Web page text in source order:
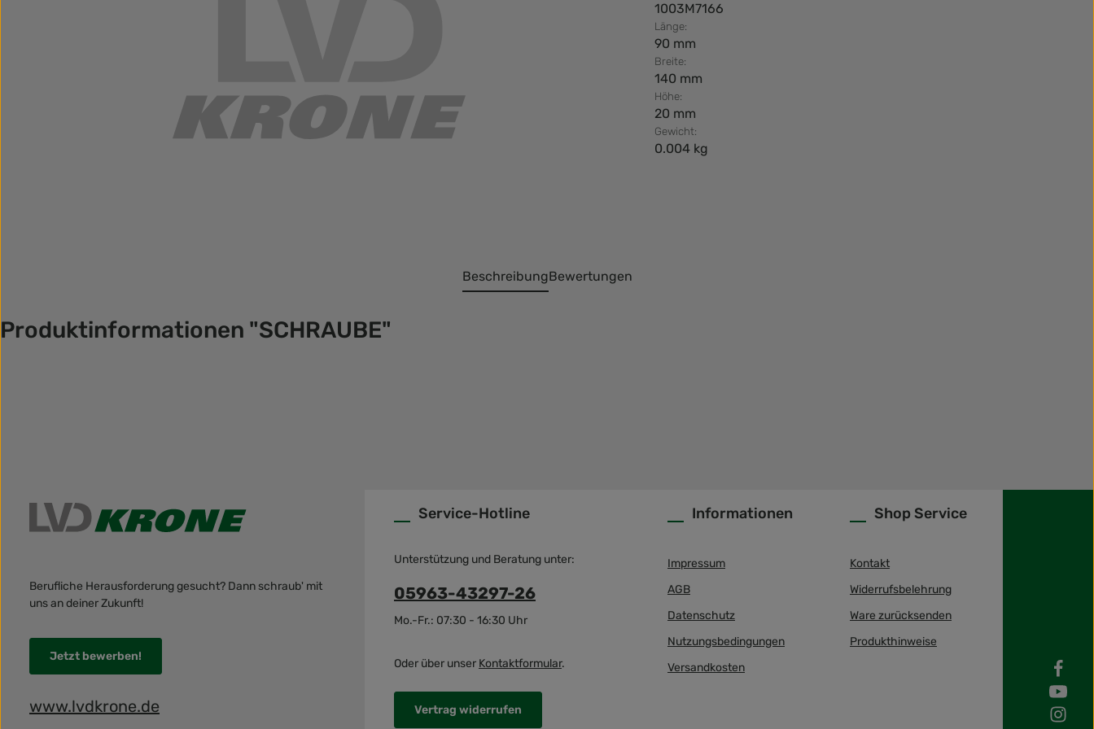
1003M7166
Länge:
90 mm
Breite:
140 mm
Höhe:
20 mm
Gewicht:
0.004 kg
BeschreibungBewertungen
Produktinformationen "SCHRAUBE"
Berufliche Herausforderung gesucht? Dann schraub' mit
uns an deiner Zukunft!
Jetzt bewerben!
www.lvdkrone.de
Service-Hotline
Unterstützung und Beratung unter:
05963-43297-26
Mo.-Fr.: 07:30 - 16:30 Uhr
Oder über unser Kontaktformular.
Vertrag widerrufen
Informationen
Impressum
AGB
Datenschutz
Nutzungsbedingungen
Versandkosten
Shop Service
Kontakt
Widerrufsbelehrung
Ware zurücksenden
Produkthinweise